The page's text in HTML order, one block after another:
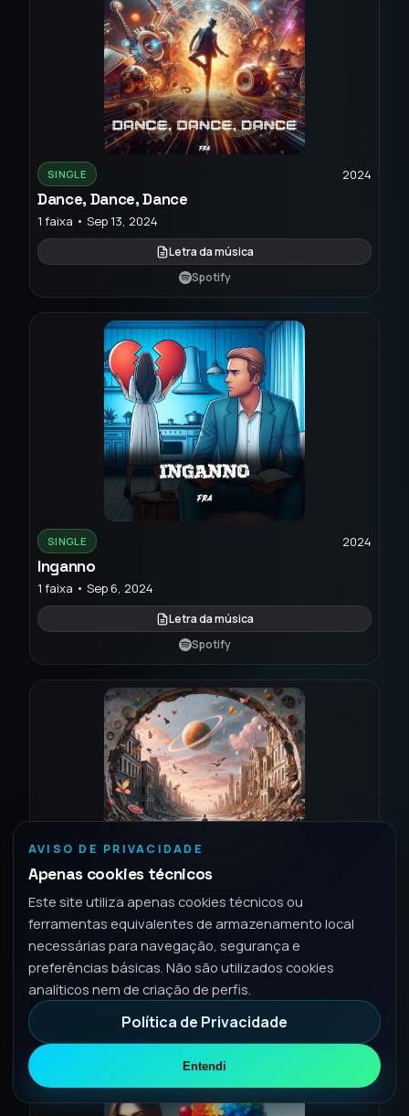
SINGLE 2024
Dance, Dance, Dance
1 faixa • Sep 13, 2024
Letra da música
Spotify
SINGLE 2024
Inganno
1 faixa • Sep 6, 2024
Letra da música
Spotify
SINGLE
Diversi
1 faixa • Aug 16, 2024
Letra da música
AVISO DE PRIVACIDADE
Apenas cookies técnicos
Este site utiliza apenas cookies técnicos ou
ferramentas equivalentes de armazenamento local
necessárias para navegação, segurança e
preferências básicas. Não são utilizados cookies
analíticos nem de criação de perfis.
Política de Privacidade
Entendi